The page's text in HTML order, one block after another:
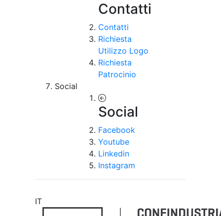
Contatti
Contatti
Richiesta
Utilizzo Logo
Richiesta
Patrocinio
Social
Social
Facebook
Youtube
Linkedin
Instagram
IT